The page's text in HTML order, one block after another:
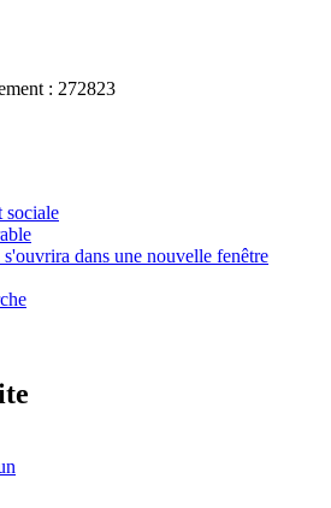
: 272823
sociale
dans une nouvelle fenêtre